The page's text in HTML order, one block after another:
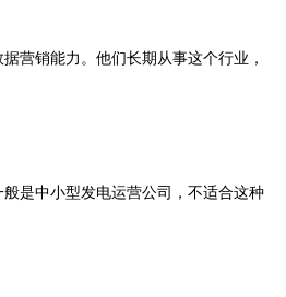
营销能力。他们长期从事这个行业，
是中小型发电运营公司，不适合这种